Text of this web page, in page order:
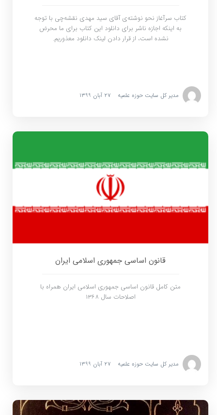
کتاب سرآغاز نحو نوشته‌ی آقای سید مهدی نقشه‌چی با توجه
به اینکه اجازه ناشر برای دانلود این کتاب برای ما محرض
نشده است، از قرار دادن لینک دانلود معذوریم.
مدیر کل سایت حوزه علمیه
قانون اساسی جمهوری اسلامی ایران
متن کامل قانون اساسی جمهوری اسلامی ایران همراه با
اصلاحات سال ۱۳۶۸
مدیر کل سایت حوزه علمیه